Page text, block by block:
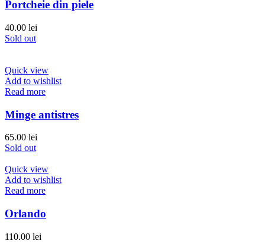
Portcheie din piele
40.00 lei
Sold out
Quick view
Add to wishlist
Read more
Minge antistres
65.00 lei
Sold out
Quick view
Add to wishlist
Read more
Orlando
110.00 lei